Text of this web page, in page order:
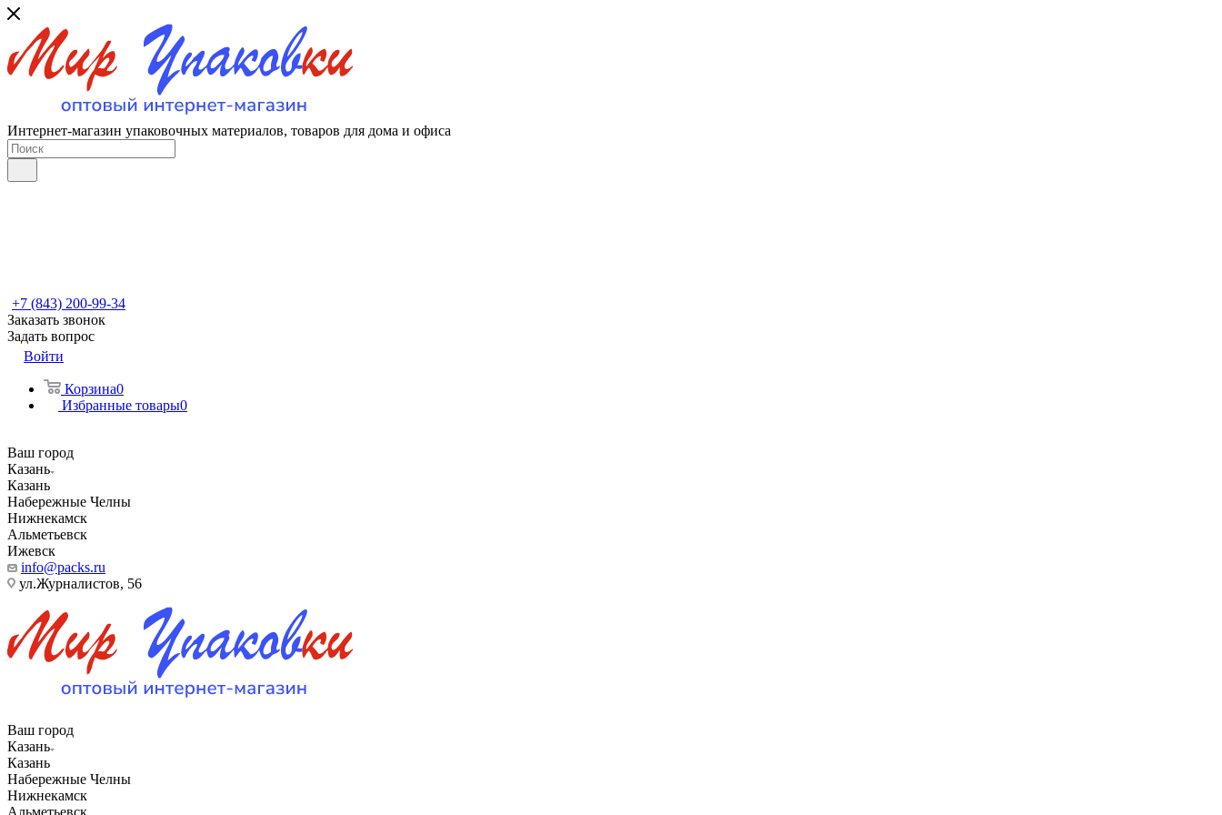
Интернет-магазин упаковочных материалов, товаров для дома и офиса
+7 (843) 200-99-34
Заказать звонок
Задать вопрос
Войти
Корзина0
Избранные товары0
Ваш город
Казань
Казань
Набережные Челны
Нижнекамск
Альметьевск
Ижевск
info@packs.ru
ул.Журналистов, 56
Ваш город
Казань
Казань
Набережные Челны
Нижнекамск
Альметьевск